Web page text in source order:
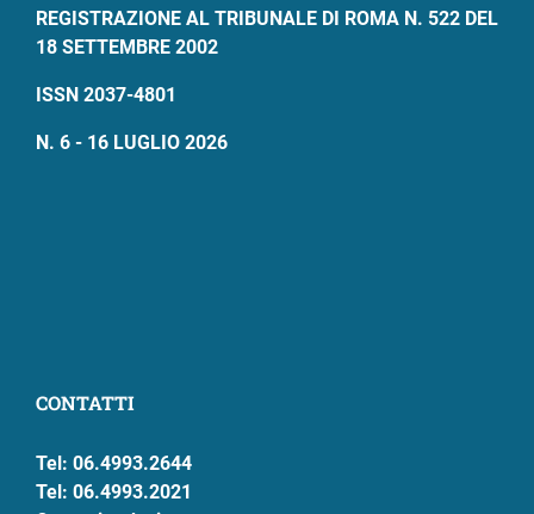
REGISTRAZIONE AL TRIBUNALE DI ROMA N. 522 DEL
18 SETTEMBRE 2002
ISSN 2037-4801
N. 6 - 16 LUGLIO 2026
CONTATTI
Tel: 06.4993.2644
Tel: 06.4993.2021